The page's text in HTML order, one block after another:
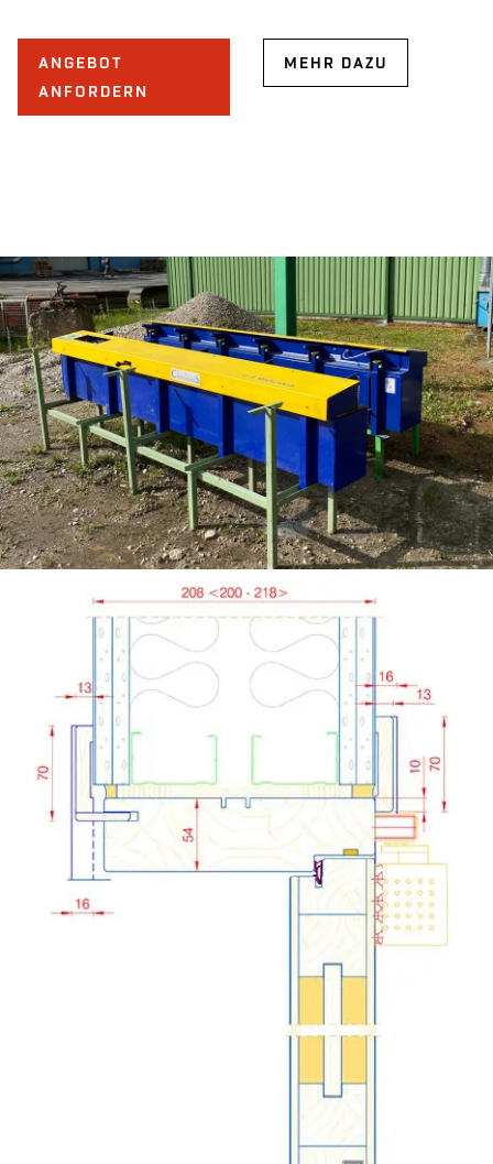
ANGEBOT
ANFORDERN
MEHR DAZU